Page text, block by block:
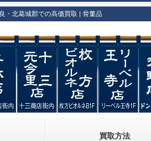
・北葛城郡での高価買取 | 骨董品
買取方法